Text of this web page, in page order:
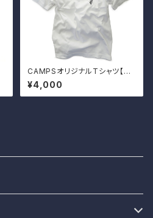
CAMPSオリジナルTシャツ【CA
MPS ROPE-LOGO】
¥4,000